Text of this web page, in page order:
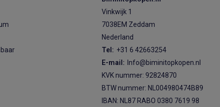
Vinkwijk 1
7038EM Zeddam
Nederland
Tel: +31 6 42663254
E-mail: Info@biminitopkopen.nl
KVK nummer: 92824870
BTW nummer: NL004980474B89
IBAN: NL87 RABO 0380 7619 98